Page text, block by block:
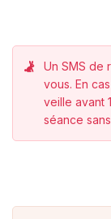
Un SMS de
vous. En
veille avant
séance